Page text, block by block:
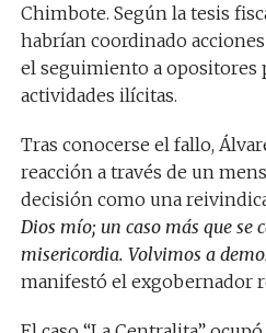
Chimbote. Según la tesis
habrían coordinado
el seguimiento a opositores
actividades ilícitas.
Tras conocerse el fallo,
reacción a través de un
decisión como una
Dios mío; un caso más que se
misericordia. Volvimos a
manifestó el exgobernador